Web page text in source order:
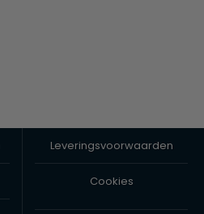
Leveringsvoorwaarden
Cookies